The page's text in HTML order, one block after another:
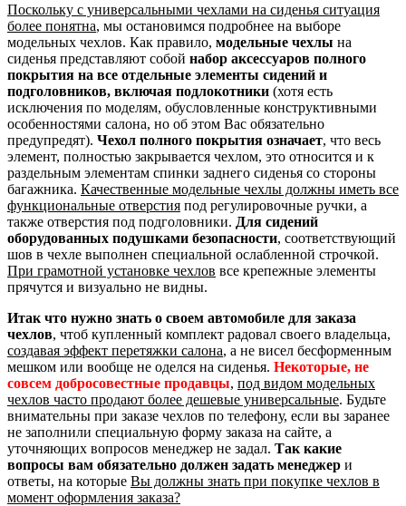
Поскольку с универсальными чехлами на сиденья ситуация
более понятна, мы остановимся подробнее на выборе
модельных чехлов. Как правило, модельные чехлы на
сиденья представляют собой набор аксессуаров полного
покрытия на все отдельные элементы сидений и
подголовников, включая подлокотники (хотя есть
исключения по моделям, обусловленные конструктивными
особенностями салона, но об этом Вас обязательно
предупредят). Чехол полного покрытия означает, что весь
элемент, полностью закрывается чехлом, это относится и к
раздельным элементам спинки заднего сиденья со стороны
багажника. Качественные модельные чехлы должны иметь все
функциональные отверстия под регулировочные ручки, а
также отверстия под подголовники. Для сидений
оборудованных подушками безопасности, соответствующий
шов в чехле выполнен специальной ослабленной строчкой.
При грамотной установке чехлов все крепежные элементы
прячутся и визуально не видны.
Итак что нужно знать о своем автомобиле для заказа
чехлов, чтоб купленный комплект радовал своего владельца,
создавая эффект перетяжки салона, а не висел бесформенным
мешком или вообще не оделся на сиденья. Некоторые, не
совсем добросовестные продавцы, под видом модельных
чехлов часто продают более дешевые универсальные. Будьте
внимательны при заказе чехлов по телефону, если вы заранее
не заполнили специальную форму заказа на сайте, а
уточняющих вопросов менеджер не задал. Так какие
вопросы вам обязательно должен задать менеджер и
ответы, на которые Вы должны знать при покупке чехлов в
момент оформления заказа?